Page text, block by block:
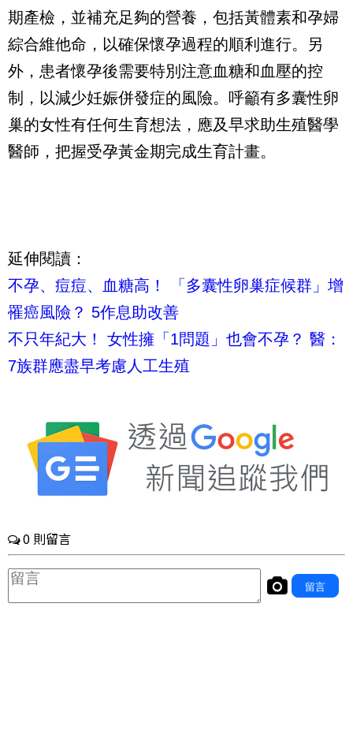
期產檢，並補充足夠的營養，包括黃體素和孕婦
綜合維他命，以確保懷孕過程的順利進行。另
外，患者懷孕後需要特別注意血糖和血壓的控
制，以減少妊娠併發症的風險。呼籲有多囊性卵
巢的女性有任何生育想法，應及早求助生殖醫學
醫師，把握受孕黃金期完成生育計畫。
延伸閱讀：
不孕、痘痘、血糖高！ 「多囊性卵巢症候群」增
罹癌風險？ 5作息助改善
不只年紀大！ 女性擁「1問題」也會不孕？ 醫：
7族群應盡早考慮人工生殖